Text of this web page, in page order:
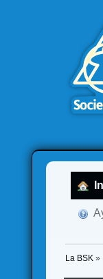
La BSK »